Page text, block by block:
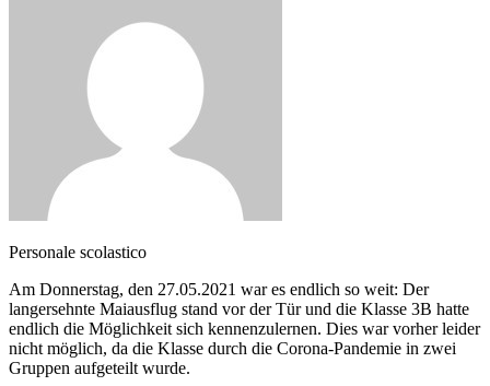
Personale scolastico
Am Donnerstag, den 27.05.2021 war es endlich so weit: Der
langersehnte Maiausflug stand vor der Tür und die Klasse 3B hatte
endlich die Möglichkeit sich kennenzulernen. Dies war vorher leider
nicht möglich, da die Klasse durch die Corona-Pandemie in zwei
Gruppen aufgeteilt wurde.